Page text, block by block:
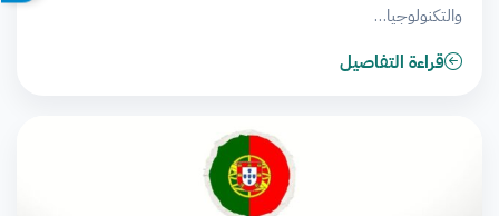
والتكنولوجيا…
قراءة التفاصيل